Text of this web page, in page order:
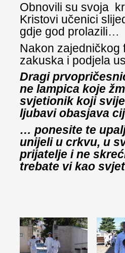
Obnovili su svoja
Kristovi učenici
gdje god prolazili…
Nakon zajedničkog
zakuska i podjela
Dragi
ne lampica koje
svjetionik koji
ljubavi obasjava
… ponesite te
unijeli u crkvu, u
prijatelje i ne
trebate vi kao